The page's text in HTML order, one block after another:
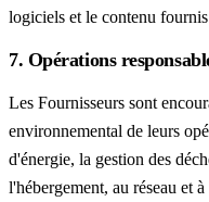
logiciels et le contenu
7. Opérations
Les Fournisseurs sont
environnemental de leurs
d'énergie, la gestion des
l'hébergement, au réseau et